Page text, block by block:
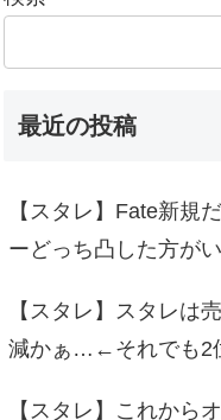
最近の投稿
【スタレ】Fate新規
ーどっち凸した方が
【スタレ】スタレは
減かぁ…←それでも2
【スタレ】これから